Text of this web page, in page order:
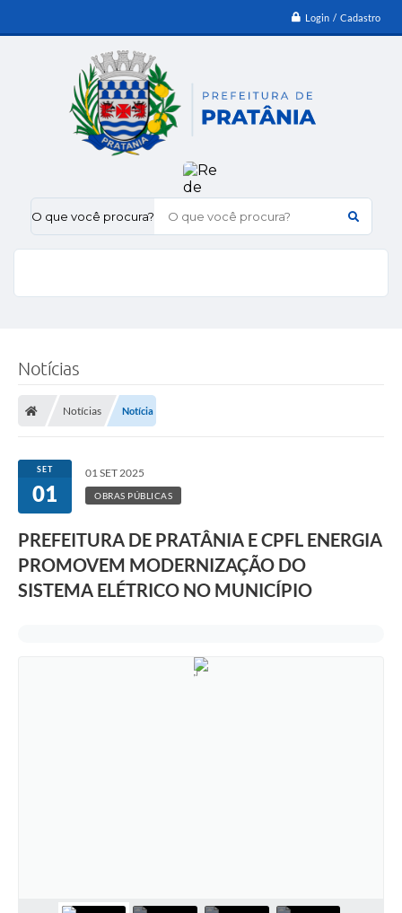
Login / Cadastro
O que você procura?
Notícias
Notícias Notícia
SET
01
01 SET 2025
OBRAS PÚBLICAS
PREFEITURA DE PRATÂNIA E CPFL ENERGIA
PROMOVEM MODERNIZAÇÃO DO
SISTEMA ELÉTRICO NO MUNICÍPIO